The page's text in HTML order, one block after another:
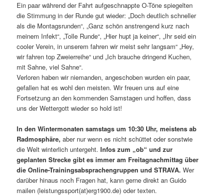
Ein paar während der Fahrt aufgeschnappte O-Töne spiegelten
die Stimmung in der Runde gut wieder: „Doch deutlich schneller
als die Montagsrunden“, „Ganz schön anstrengend kurz nach
meinem Infekt“, „Tolle Runde“, „Hier hupt ja keiner“, „Ihr seid ein
cooler Verein, in unserem fahren wir meist sehr langsam“ „Hey,
wir fahren top Zweierreihe“ und „Ich brauche dringend Kuchen,
mit Sahne, viel Sahne“.
Verloren haben wir niemanden, angeschoben wurden ein paar,
gefallen hat es wohl den meisten. Wir freuen uns auf eine
Fortsetzung an den kommenden Samstagen und hoffen, dass
uns der Wettergott wieder so hold ist!
In den Wintermonaten samstags um 10:30 Uhr, meistens ab
Radmosphäre, aber nur wenn es nicht schüttet oder sonstwie
die Welt winterlich untergeht.Infos zum „ob“ und zur
geplanten Strecke gibt es immer am Freitagnachmittag über
die Online-Trainingsabsprachengruppen und STRAVA. Wer
darüber hinaus noch Fragen hat, kann gerne direkt an Guido
mailen (leistungssport(at)erg1900.de) oder texten.